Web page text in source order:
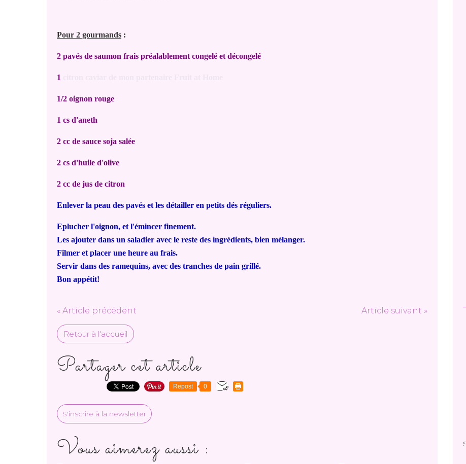
Pour 2 gourmands :
2 pavés de saumon frais préalablement congelé et décongelé
1
1/2 oignon rouge
1 cs d'aneth
2 cc de sauce soja salée
2 cs d'huile d'olive
2 cc de jus de citron
Enlever la peau des pavés et les détailler en petits dés réguliers.
Eplucher l'oignon, et l'émincer finement.
Les ajouter dans un saladier avec le reste des ingrédients, bien mélanger.
Filmer et placer une heure au frais.
Servir dans des ramequins, avec des tranches de pain grillé.
Bon appétit!
« Article précédent Article suivant »
Retour à l'accueil
Partager cet article
Repost 0
S'inscrire à la newsletter
Vous aimerez aussi :